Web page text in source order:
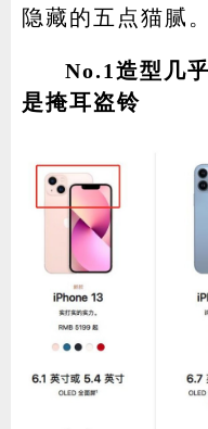
隐藏的五点猫腻。
No.1造型几
是掩耳盗铃